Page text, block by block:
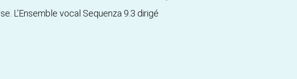
L’Ensemble vocal Sequenza 9.3 dirigé